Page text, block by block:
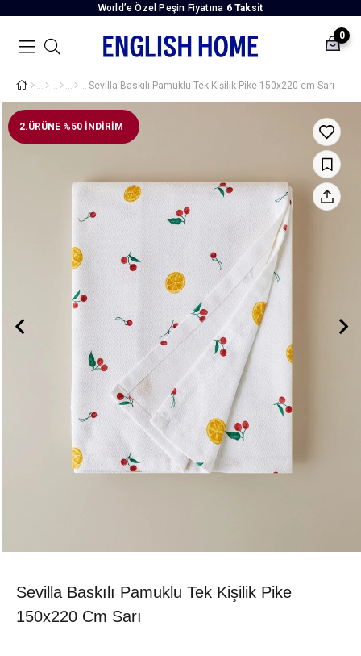
World’e Özel Peşin Fiyatına 6 Taksit
0
Sevilla Baskılı Pamuklu Tek Kişilik Pike 150x220 cm Sarı
2.ÜRÜNE %50 İNDİRİM
Sevilla Baskılı Pamuklu Tek Kişilik Pike
150x220 Cm Sarı